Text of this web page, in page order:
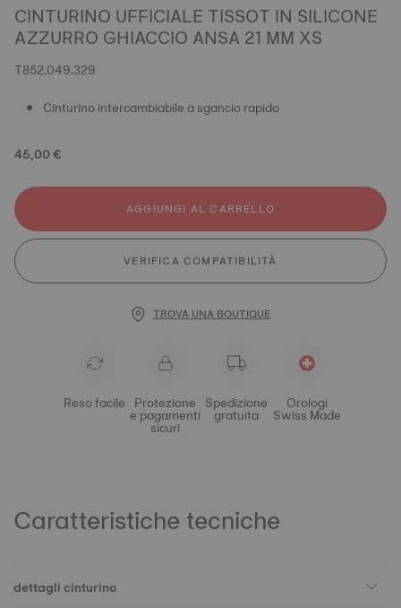
CINTURINO UFFICIALE TISSOT IN SILICONE
AZZURRO GHIACCIO ANSA 21 MM XS
T852.049.329
Cinturino intercambiabile a sgancio rapido
45,00 €
AGGIUNGI AL CARRELLO
VERIFICA COMPATIBILITÀ
TROVA UNA BOUTIQUE
Reso facile Protezione
e pagamenti
sicuri
Spedizione
gratuita
Orologi
Swiss Made
Caratteristiche tecniche
dettagli cinturino